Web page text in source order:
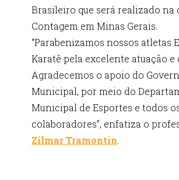
Brasileiro que será realizado na
Contagem em Minas Gerais.
“Parabenizamos nossos atletas
Karatê pela excelente atuação e
Agradecemos o apoio do
Municipal, por meio do
Municipal de Esportes e todos
colaboradores”, enfatiza o
Zilmar Tramontin